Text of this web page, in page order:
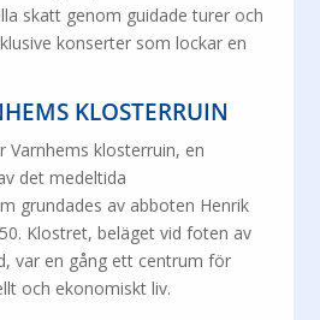
skatt genom guidade turer och
konserter som lockar en
KLOSTERRUIN
Varnhems klosterruin, en
det medeltida
grundades av abboten Henrik
Klostret, beläget vid foten av
var en gång ett centrum för
och ekonomiskt liv.